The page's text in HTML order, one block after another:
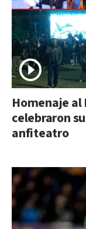
Homenaje al
celebraron
anfiteatro